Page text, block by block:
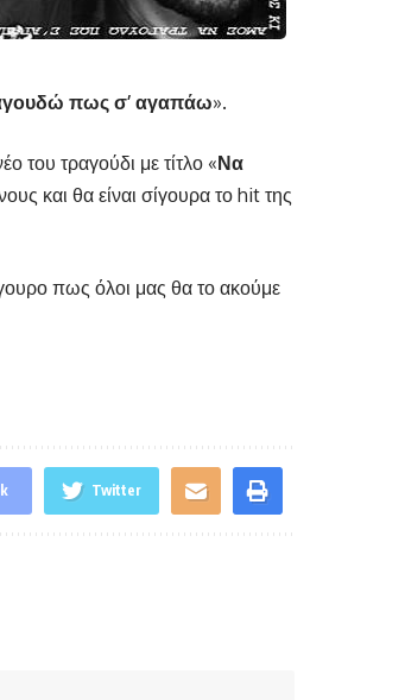
πως σ’ αγαπάω».
του τραγούδι με τίτλο «Να
και θα είναι σίγουρα το hit της
πως όλοι μας θα το ακούμε
Twitter